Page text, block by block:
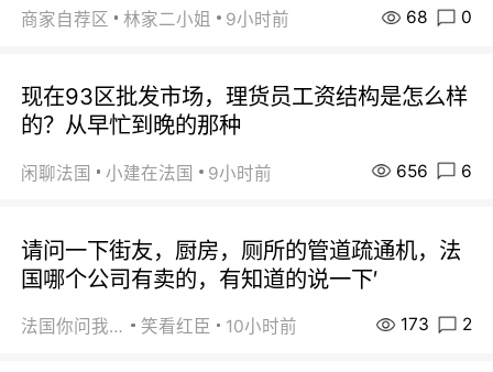
商家自荐区 林家二小姐 9小时前 68 0
现在93区批发市场，理货员工资结构是怎么样
的？从早忙到晚的那种
闲聊法国 小建在法国 9小时前 656 6
请问一下街友，厨房，厕所的管道疏通机，法
国哪个公司有卖的，有知道的说一下′
法国你问我答 笑看红臣 10小时前 173 2